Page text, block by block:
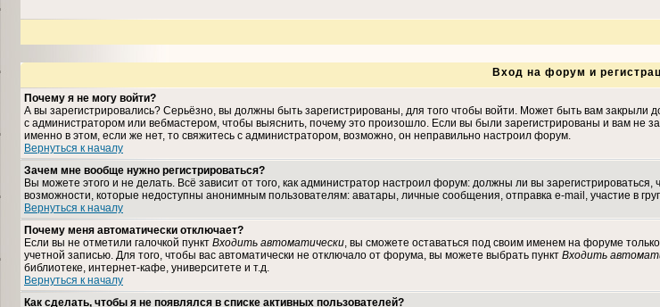
Вход на форум и
Почему я не могу войти?
А вы зарегистрировались? Серьёзно, вы должны быть зарегистрированы, для того чтобы войти. Может быть вам закрыли
с администратором или вебмастером, чтобы выяснить, почему это произошло. Если вы были зарегистрированы и вам не
именно в этом, если же нет, то свяжитесь с администратором, возможно, он неправильно настроил форум.
Вернуться к началу
Зачем мне вообще нужно регистрироваться?
Вы можете этого и не делать. Всё зависит от того, как администратор настроил форум: должны ли вы
возможности, которые недоступны анонимным пользователям: аватары, личные сообщения, отправка e-mail, участие в
Вернуться к началу
Почему меня автоматически отключает?
Если вы не отметили галочкой пункт Входить автоматически, вы сможете оставаться под своим именем на форуме
учетной записью. Для того, чтобы вас автоматически не отключало от форума, вы можете выбрать пункт Входить
библиотеке, интернет-кафе, университете и т.д.
Вернуться к началу
Как сделать, чтобы я не появлялся в списке активных пользователей?